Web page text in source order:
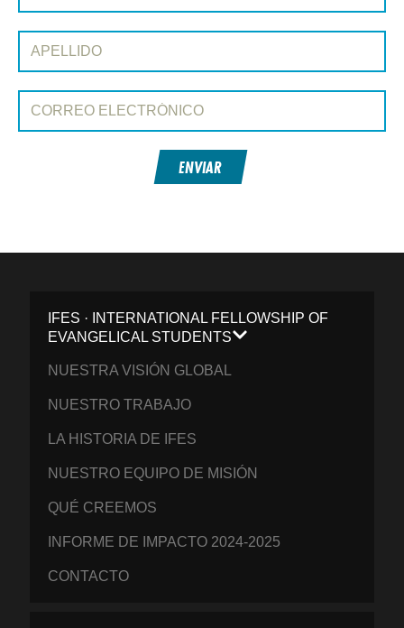
Apellido:
Correo electrónico:
ENVIAR
IFES · INTERNATIONAL FELLOWSHIP OF
EVANGELICAL STUDENTS
NUESTRA VISIÓN GLOBAL
NUESTRO TRABAJO
LA HISTORIA DE IFES
NUESTRO EQUIPO DE MISIÓN
QUÉ CREEMOS
INFORME DE IMPACTO 2024-2025
CONTACTO